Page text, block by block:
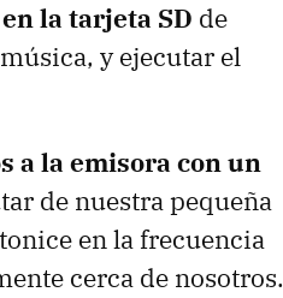
la tarjeta SD de
y ejecutar el
a la emisora con un
de nuestra pequeña
en la frecuencia
cerca de nosotros.